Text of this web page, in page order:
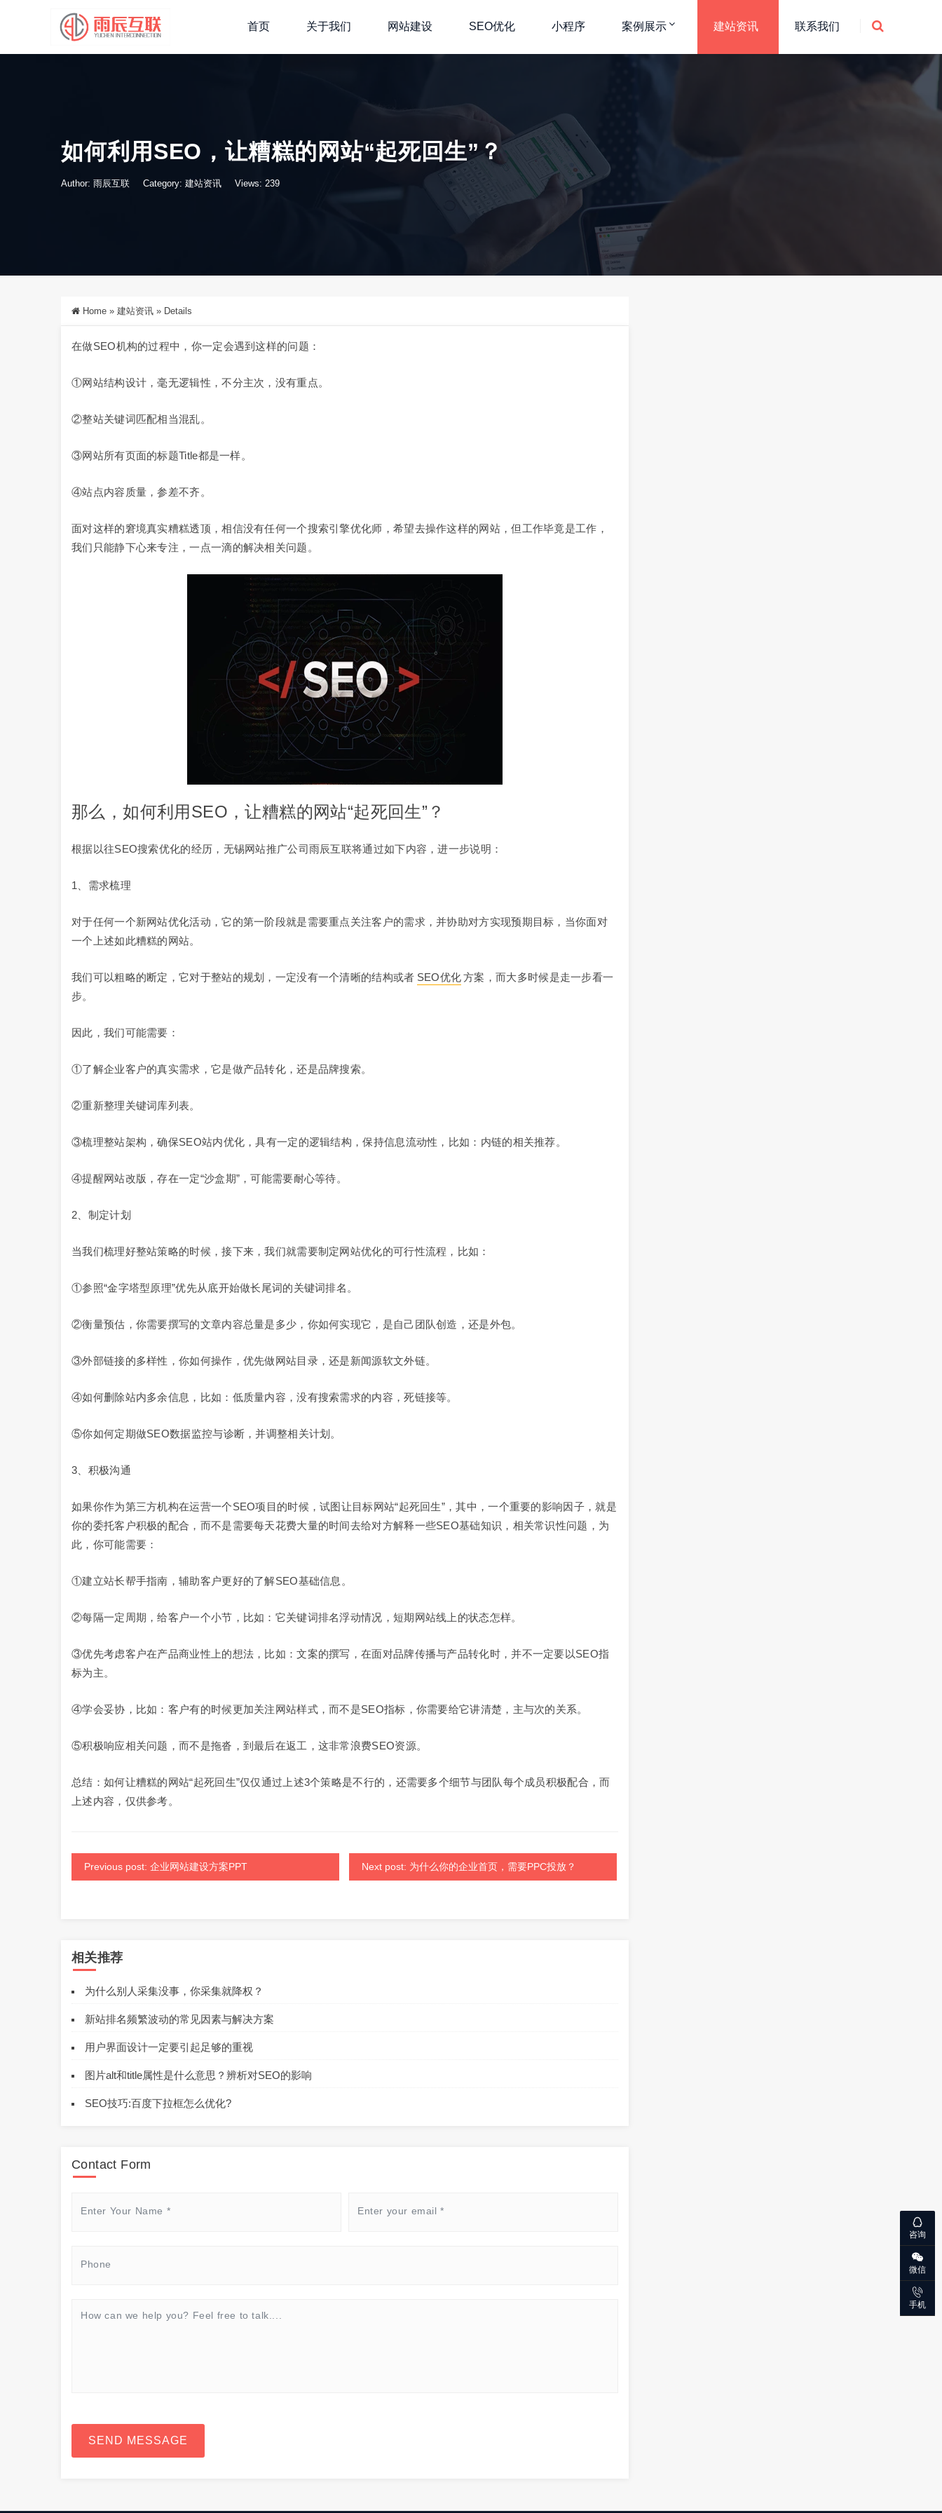
首页 关于我们 网站建设 SEO优化 小程序 案例展示 建站资讯 联系我们
如何利用SEO，让糟糕的网站“起死回生”？
Author: 雨辰互联 Category: 建站资讯 Views: 239
Home » 建站资讯 » Details
在做SEO机构的过程中，你一定会遇到这样的问题：
①网站结构设计，毫无逻辑性，不分主次，没有重点。
②整站关键词匹配相当混乱。
③网站所有页面的标题Title都是一样。
④站点内容质量，参差不齐。
面对这样的窘境真实糟糕透顶，相信没有任何一个搜索引擎优化师，希望去操作这样的网站，但工作毕竟是工作，
我们只能静下心来专注，一点一滴的解决相关问题。
那么，如何利用SEO，让糟糕的网站“起死回生”？
根据以往SEO搜索优化的经历，无锡网站推广公司雨辰互联将通过如下内容，进一步说明：
1、需求梳理
对于任何一个新网站优化活动，它的第一阶段就是需要重点关注客户的需求，并协助对方实现预期目标，当你面对
一个上述如此糟糕的网站。
我们可以粗略的断定，它对于整站的规划，一定没有一个清晰的结构或者 SEO优化方案，而大多时候是走一步看一
步。
因此，我们可能需要：
①了解企业客户的真实需求，它是做产品转化，还是品牌搜索。
②重新整理关键词库列表。
③梳理整站架构，确保SEO站内优化，具有一定的逻辑结构，保持信息流动性，比如：内链的相关推荐。
④提醒网站改版，存在一定“沙盒期”，可能需要耐心等待。
2、制定计划
当我们梳理好整站策略的时候，接下来，我们就需要制定网站优化的可行性流程，比如：
①参照“金字塔型原理”优先从底开始做长尾词的关键词排名。
②衡量预估，你需要撰写的文章内容总量是多少，你如何实现它，是自己团队创造，还是外包。
③外部链接的多样性，你如何操作，优先做网站目录，还是新闻源软文外链。
④如何删除站内多余信息，比如：低质量内容，没有搜索需求的内容，死链接等。
⑤你如何定期做SEO数据监控与诊断，并调整相关计划。
3、积极沟通
如果你作为第三方机构在运营一个SEO项目的时候，试图让目标网站“起死回生”，其中，一个重要的影响因子，就是
你的委托客户积极的配合，而不是需要每天花费大量的时间去给对方解释一些SEO基础知识，相关常识性问题，为
此，你可能需要：
①建立站长帮手指南，辅助客户更好的了解SEO基础信息。
②每隔一定周期，给客户一个小节，比如：它关键词排名浮动情况，短期网站线上的状态怎样。
③优先考虑客户在产品商业性上的想法，比如：文案的撰写，在面对品牌传播与产品转化时，并不一定要以SEO指
标为主。
④学会妥协，比如：客户有的时候更加关注网站样式，而不是SEO指标，你需要给它讲清楚，主与次的关系。
⑤积极响应相关问题，而不是拖沓，到最后在返工，这非常浪费SEO资源。
总结：如何让糟糕的网站“起死回生”仅仅通过上述3个策略是不行的，还需要多个细节与团队每个成员积极配合，而
上述内容，仅供参考。
Previous post: 企业网站建设方案PPT Next post: 为什么你的企业首页，需要PPC投放？
相关推荐
为什么别人采集没事，你采集就降权？
新站排名频繁波动的常见因素与解决方案
用户界面设计一定要引起足够的重视
图片alt和title属性是什么意思？辨析对SEO的影响
SEO技巧:百度下拉框怎么优化?
Contact Form
SEND MESSAGE
咨询
微信
手机